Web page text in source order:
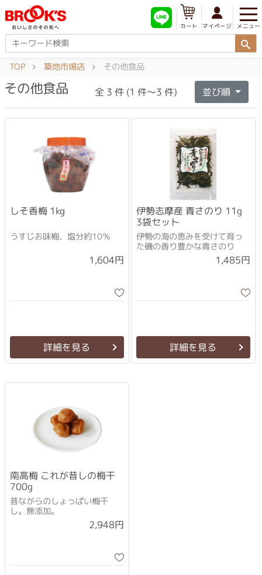
メニュー
マイページ
カート
TOP 築地市場店 その他食品
その他食品 全 3 件 (1 件～3 件) 並び順
しそ香梅 1kg
うすじお味梅、塩分約10％
1,604円
詳細を見る
伊勢志摩産 青さのり 11g
3袋セット
伊勢の海の恵みを受けて育っ
た磯の香り豊かな青さのり
1,485円
詳細を見る
南高梅 これが昔しの梅干
700g
昔ながらのしょっぱい梅干
し。無添加。
2,948円